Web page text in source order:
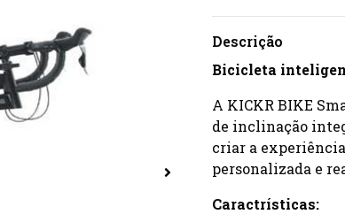
Descrição
Bicicleta
A KICKR BIKE
de inclinação
criar a
personalizada e
Caractrísticas: